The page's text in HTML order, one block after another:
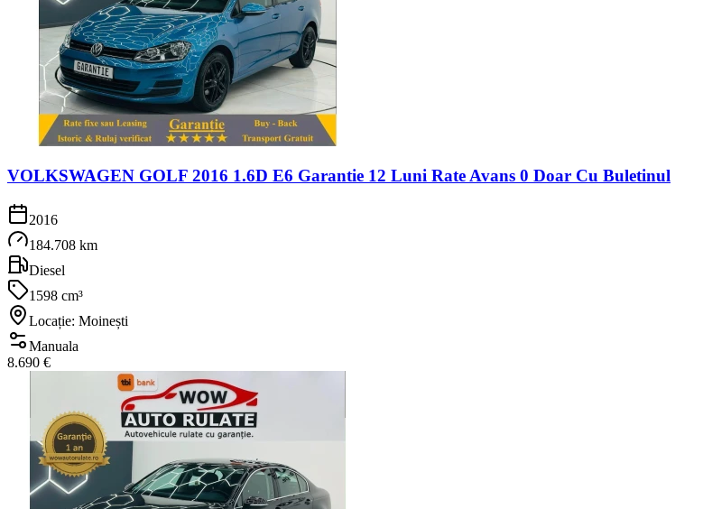
VOLKSWAGEN GOLF 2016 1.6D E6 Garantie 12 Luni Rate Avans 0 Doar Cu Buletinul
2016
184.708 km
Diesel
1598 cm³
Locație: Moinești
Manuala
8.690 €